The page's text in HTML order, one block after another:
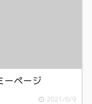
ーページ
2021/6/9